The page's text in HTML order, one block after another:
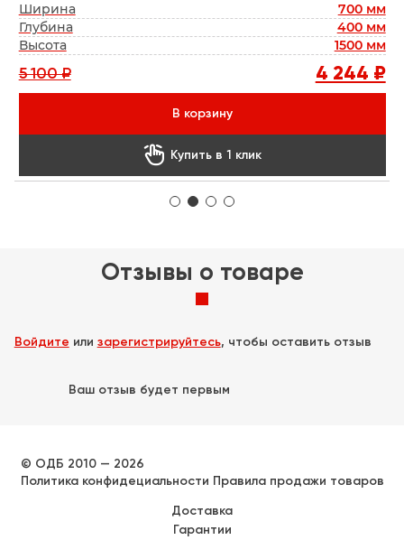
Ширина
700 мм
Глубина
400 мм
Высота
1500 мм
5 100 ₽
4 244 ₽
В корзину
 Купить в 1 клик
Отзывы о товаре
Войдите или зарегистрируйтесь, чтобы оставить отзыв
Ваш отзыв будет первым
© ОДБ 2010 — 2026
Политика конфидециальности Правила продажи товаров
Доставка
Гарантии